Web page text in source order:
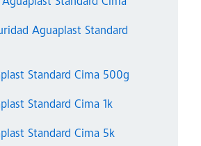
Aguaplast Standard
Standard Cima 500g
Standard Cima 1k
Standard Cima 5k